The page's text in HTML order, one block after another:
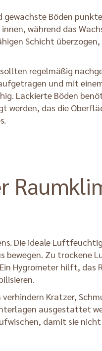
Böden
während das
Schicht
regelmäßig
und mit
Lackierte Böden
das die
Die ideale
bewegen. Zu trockene
Hygrometer hilft, das
Kratzer,
ausgestattet
damit sie